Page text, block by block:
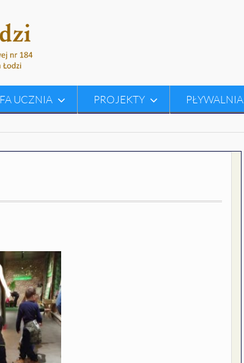
UCZNIA PROJEKTY PŁYWALNIA